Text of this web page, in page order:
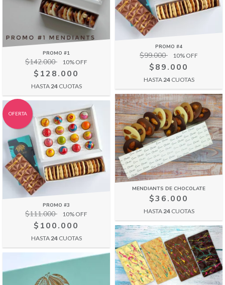
PROMO #1
$142.000 10% OFF
$128.000
HASTA 24CUOTAS
OFERTA
PROMO #3
$111.000 10% OFF
$100.000
HASTA24CUOTAS
PROMO #4
$99.000 10% OFF
$89.000
HASTA24CUOTAS
MENDIANTS DE CHOCOLATE
$36.000
HASTA 24CUOTAS